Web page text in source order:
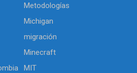
Metodologías
Michigan
migración
Minecraft
MIT